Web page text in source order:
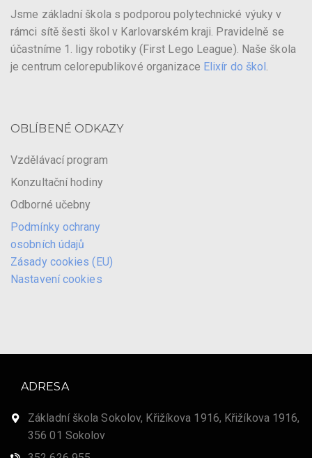
Jsme základní škola s podporou polytechnické výuky v
rámci sítě šesti škol v Karlovarském kraji. Pravidelně se
účastníme 1. ligy robotiky (First Lego League). Naše škola
je centrum celorepublikové organizace Elixír do škol.
OBLÍBENÉ ODKAZY
Vzdělávací program
Konzultační hodiny
Odborné učebny
Podmínky ochrany
osobních údajů
Zásady cookies (EU)
Nastavení cookies
ADRESA
Základní škola Sokolov, Křižíkova 1916, Křižíkova 1916,
356 01 Sokolov